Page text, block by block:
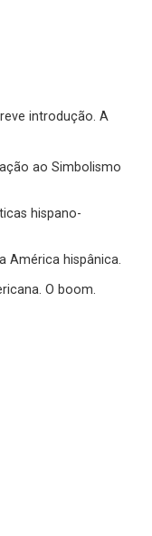
introdução. A
ao Simbolismo
hispano-
América hispânica.
O boom.